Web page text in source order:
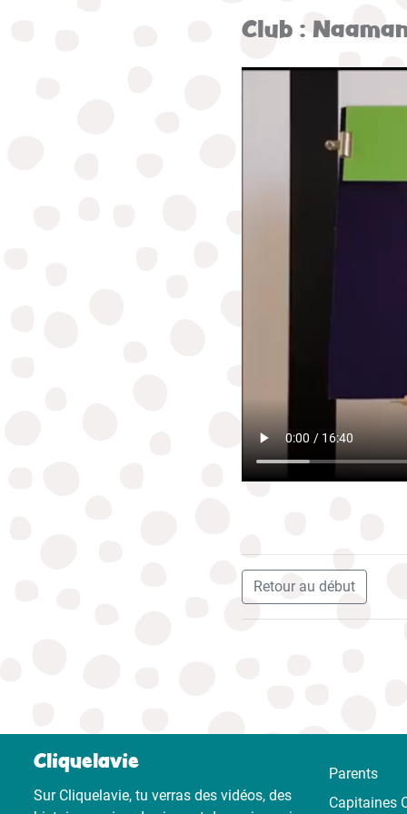
Club :
Retour au début
Cliquelavie
Sur Cliquelavie, tu verras des vidéos, des
Parents
Capitaines